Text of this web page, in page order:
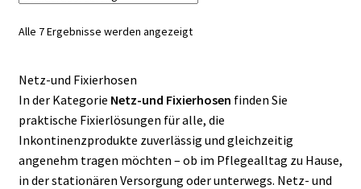
der
gewählt
werden
Alle 7 Ergebnisse werden angezeigt
Netz-und Fixierhosen
In der Kategorie Netz-und Fixierhosen finden Sie
praktische Fixierlösungen für alle, die
Inkontinenzprodukte zuverlässig und gleichzeitig
angenehm tragen möchten – ob im Pflegealltag zu Hause,
in der stationären Versorgung oder unterwegs. Netz- und